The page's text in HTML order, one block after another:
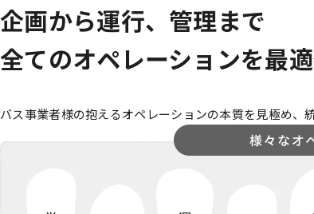
企画から運行、管理まで
全てのオペレーションを最
バス事業者様の抱えるオペレーションの本質を見極め、